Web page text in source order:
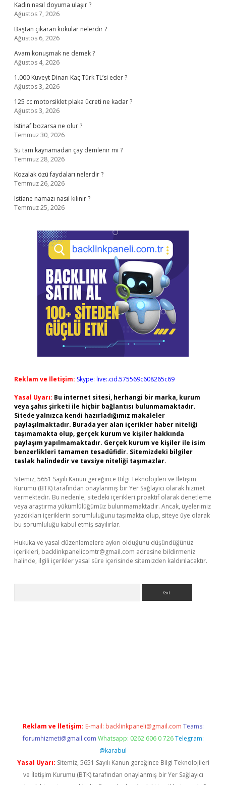
Kadın nasıl doyuma ulaşır ?
Ağustos 7, 2026
Baştan çıkaran kokular nelerdir ?
Ağustos 6, 2026
Avam konuşmak ne demek ?
Ağustos 4, 2026
1.000 Kuveyt Dinarı Kaç Türk TL’si eder ?
Ağustos 3, 2026
125 cc motorsiklet plaka ücreti ne kadar ?
Ağustos 3, 2026
İstinaf bozarsa ne olur ?
Temmuz 30, 2026
Su tam kaynamadan çay demlenir mi ?
Temmuz 28, 2026
Kozalak özü faydaları nelerdir ?
Temmuz 26, 2026
Istiane namazı nasıl kılınır ?
Temmuz 25, 2026
Reklam ve İletişim: Skype: live:.cid.575569c608265c69
Yasal Uyarı: Bu internet sitesi, herhangi bir marka, kurum
veya şahıs şirketi ile hiçbir bağlantısı bulunmamaktadır.
Sitede yalnızca kendi hazırladığımız makaleler
paylaşılmaktadır. Burada yer alan içerikler haber niteliği
taşımamakta olup, gerçek kurum ve kişiler hakkında
paylaşım yapılmamaktadır. Gerçek kurum ve kişiler ile isim
benzerlikleri tamamen tesadüfidir. Sitemizdeki bilgiler
taslak halindedir ve tavsiye niteliği taşımazlar.
Sitemiz, 5651 Sayılı Kanun gereğince Bilgi Teknolojileri ve İletişim
Kurumu (BTK) tarafından onaylanmış bir Yer Sağlayıcı olarak hizmet
vermektedir. Bu nedenle, sitedeki içerikleri proaktif olarak denetleme
veya araştırma yükümlülüğümüz bulunmamaktadır. Ancak, üyelerimiz
yazdıkları içeriklerin sorumluluğunu taşımakta olup, siteye üye olarak
bu sorumluluğu kabul etmiş sayılırlar.
Hukuka ve yasal düzenlemelere aykırı olduğunu düşündüğünüz
içerikleri, backlinkpanelicomtr@gmail.com adresine bildirmeniz
halinde, ilgili içerikler yasal süre içerisinde sitemizden kaldırılacaktır.
Reklam ve İletişim: E-mail: backlinkpaneli@gmail.com Teams:
forumhizmeti@gmail.com Whatsapp: 0262 606 0 726 Telegram:
@karabul
Yasal Uyarı: Sitemiz, 5651 Sayılı Kanun gereğince Bilgi Teknolojileri
ve İletişim Kurumu (BTK) tarafından onaylanmış bir Yer Sağlayıcı